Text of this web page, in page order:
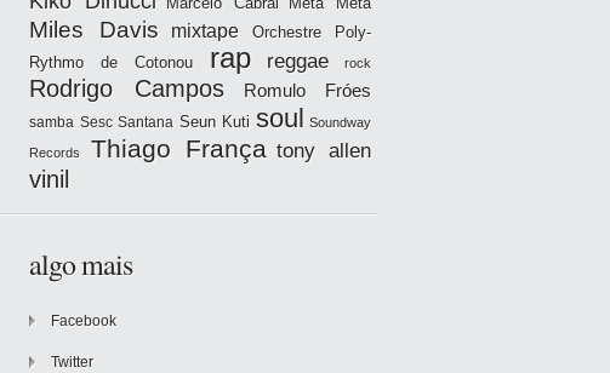
Miles Davis mixtape
Orchestre Poly-
Rythmo de Cotonou
rap reggae rock
Rodrigo Campos Romulo Fróes
samba Sesc Santana Seun Kuti soul Soundway
Records Thiago França tony allen
vinil
algo mais
Facebook
Twitter